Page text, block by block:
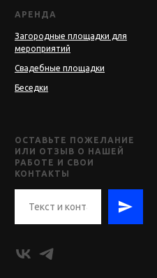
АРЕНДА
Загородные площадки для
мероприятий
Свадебные площадки
Беседки
ОСТАВЬТЕ ПОЖЕЛАНИЕ
ИЛИ ОТЗЫВ О НАШЕЙ
РАБОТЕ И СВОИ
КОНТАКТЫ